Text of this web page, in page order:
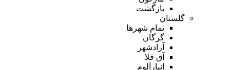
بازگشت
گلستان
تمام شهر‌ها
گرگان
آزادشهر
آق قلا
انبارآلوم